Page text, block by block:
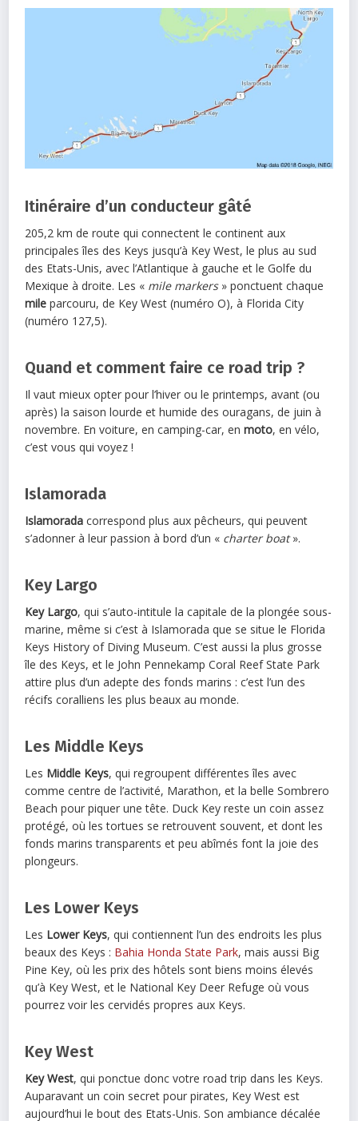
Itinéraire d’un conducteur gâté
205,2 km de route qui connectent le continent aux
principales îles des Keys jusqu’à Key West, le plus au sud
des Etats-Unis, avec l’Atlantique à gauche et le Golfe du
Mexique à droite. Les « mile markers» ponctuent chaque
mile parcouru, de Key West (numéro O), à Florida City
(numéro 127,5).
Quand et comment faire ce road trip ?
Il vaut mieux opter pour l’hiver ou le printemps, avant (ou
après) la saison lourde et humide des ouragans, de juin à
novembre. En voiture, en camping-car, enmoto, en vélo,
c’est vous qui voyez !
Islamorada
Islamorada correspond plus aux pêcheurs, qui peuvent
s’adonner à leur passion à bord d’un « charter boat».
Key Largo
Key Largo, qui s’auto-intitule la capitale de la plongée sous-
marine, même si c’est à Islamorada que se situe le Florida
Keys History of Diving Museum. C’est aussi la plus grosse
île des Keys, et le John Pennekamp Coral Reef State Park
attire plus d’un adepte des fonds marins : c’est l’un des
récifs coralliens les plus beaux au monde.
Les Middle Keys
Les Middle Keys, qui regroupent différentes îles avec
comme centre de l’activité, Marathon, et la belle Sombrero
Beach pour piquer une tête. Duck Key reste un coin assez
protégé, où les tortues se retrouvent souvent, et dont les
fonds marins transparents et peu abîmés font la joie des
plongeurs.
Les Lower Keys
Les Lower Keys, qui contiennent l’un des endroits les plus
beaux des Keys : Bahia Honda State Park, mais aussi Big
Pine Key, où les prix des hôtels sont biens moins élevés
qu’à Key West, et le National Key Deer Refuge où vous
pourrez voir les cervidés propres aux Keys.
Key West
Key West, qui ponctue donc votre road trip dans les Keys.
Auparavant un coin secret pour pirates, Key West est
aujourd’hui le bout des Etats-Unis. Son ambiance décalée